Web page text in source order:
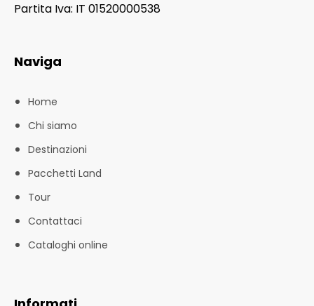
Partita Iva: IT 01520000538
Naviga
Home
Chi siamo
Destinazioni
Pacchetti Land
Tour
Contattaci
Cataloghi online